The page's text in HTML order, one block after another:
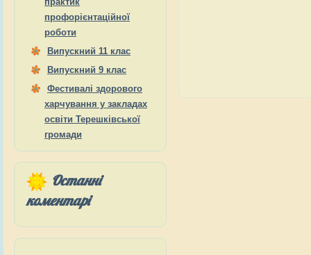
профорієнтаційної
роботи
Випускний 11 клас
Випускний 9 клас
Фестивалі здорового
харчування у закладах
освіти Терешківської
громади
Останні
коментарі